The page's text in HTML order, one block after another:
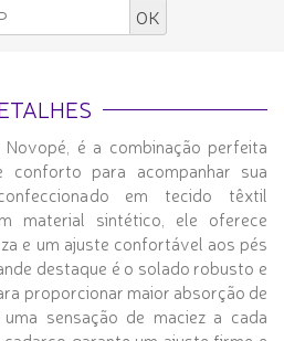
é a combinação perfeita
conforto para acompanhar sua
em tecido têxtil
material sintético, ele oferece
e um ajuste confortável aos pés
destaque é o solado robusto e
proporcionar maior absorção de
sensação de maciez a cada